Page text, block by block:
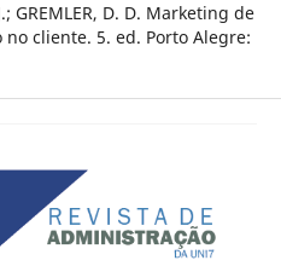
GREMLER, D. D. Marketing de
cliente. 5. ed. Porto Alegre: